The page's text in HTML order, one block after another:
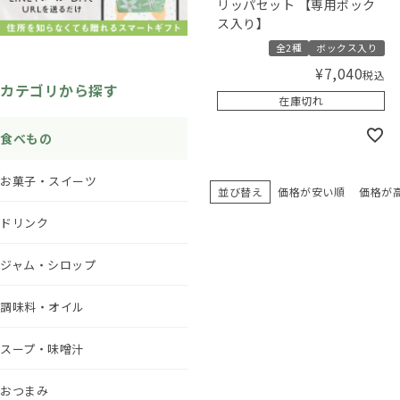
カテゴリから探す
食べもの
お菓子・スイーツ
ドリンク
ジャム・シロップ
調味料・オイル
スープ・味噌汁
おつまみ
リッパセット 【専用ボック
ス入り】
全2種 ボックス入り
¥7,040税込
在庫切れ
並び替え 価格が安い順 価格が